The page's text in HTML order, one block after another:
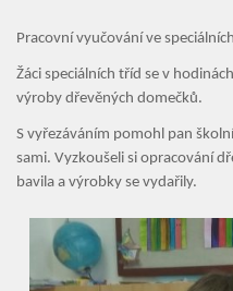
Fotogalerie
Kalendář akcí
Aktuality
Kontakty
Pracovní vyučování ve
Žáci speciálních tříd se v
výroby dřevěných domečků.
S vyřezáváním pomohl pan
sami. Vyzkoušeli si opracování
bavila a výrobky se vydařily.